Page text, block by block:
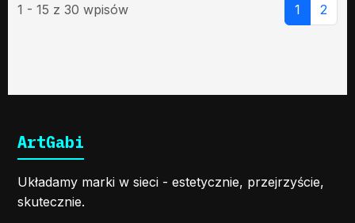
1 - 15 z 30 wpisów 1 2
ArtGabi
Układamy marki w sieci - estetycznie, przejrzyście,
skutecznie.